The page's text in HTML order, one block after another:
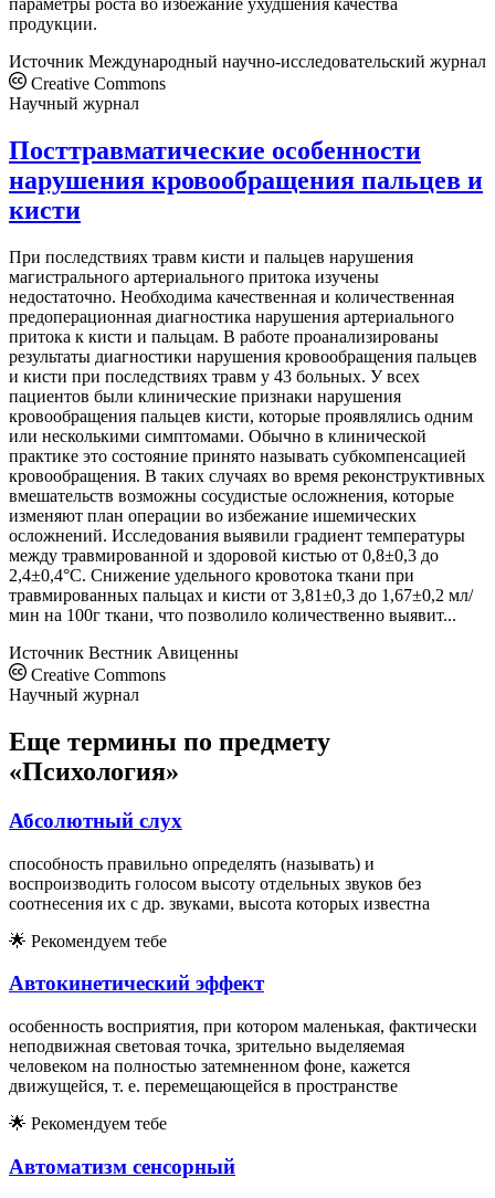
параметры роста во избежание ухудшения качества
продукции.
Источник Международный научно-исследовательский журнал
Creative Commons
Научный журнал
Посттравматические особенности
нарушения кровообращения пальцев и
кисти
При последствиях травм кисти и пальцев нарушения
магистрального артериального притока изучены
недостаточно. Необходима качественная и количественная
предоперационная диагностика нарушения артериального
притока к кисти и пальцам. В работе проанализированы
результаты диагностики нарушения кровообращения пальцев
и кисти при последствиях травм у 43 больных. У всех
пациентов были клинические признаки нарушения
кровообращения пальцев кисти, которые проявлялись одним
или несколькими симптомами. Обычно в клинической
практике это состояние принято называть субкомпенсацией
кровообращения. В таких случаях во время реконструктивных
вмешательств возможны сосудистые осложнения, которые
изменяют план операции во избежание ишемических
осложнений. Исследования выявили градиент температуры
между травмированной и здоровой кистью от 0,8±0,3 до
2,4±0,4°C. Снижение удельного кровотока ткани при
травмированных пальцах и кисти от 3,81±0,3 до 1,67±0,2 мл/
мин на 100г ткани, что позволило количественно выявит...
Источник Вестник Авиценны
Creative Commons
Научный журнал
Еще термины по предмету
«Психология»
Абсолютный слух
способность правильно определять (называть) и
воспроизводить голосом высоту отдельных звуков без
соотнесения их с др. звуками, высота которых известна
🌟 Рекомендуем тебе
Автокинетический эффект
особенность восприятия, при котором маленькая, фактически
неподвижная световая точка, зрительно выделяемая
человеком на полностью затемненном фоне, кажется
движущейся, т. е. перемещающейся в пространстве
🌟 Рекомендуем тебе
Автоматизм сенсорный